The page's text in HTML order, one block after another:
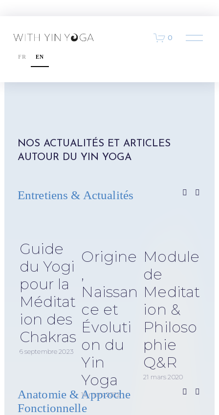
0
O
u
FR EN
NOS ACTUALITÉS ET ARTICLES
AUTOUR DU YIN YOGA
Anatomie & Approche
Fonctionnelle
Entretiens & Actualités
Guide
du Yogi
pour la
Méditat
ion des
Chakras
6 septembre 2023
Origine
,
Naissan
ce et
Évoluti
on du
Yin
Yoga
13 mars 2022
Module
de
Meditat
ion &
Philoso
phie
Q&R
21 mars 2020